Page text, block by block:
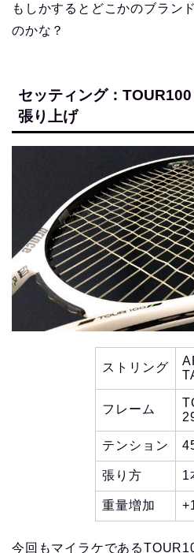
もしかするとどこかのブラン
のかな？
セッティング：
張り上げ
ストリング
フレーム
テンション
張り方 1
重量増加
今回もマイラケである